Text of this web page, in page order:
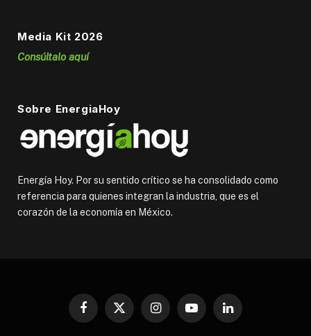
Media Kit 2026
Consúltalo aquí
Sobre EnergiaHoy
Energía Hoy. Por su sentido crítico se ha consolidado como
referencia para quienes integran la industria, que es el
corazón de la economía en México.
Facebook
X
InstagramYouTubeLinkedIn